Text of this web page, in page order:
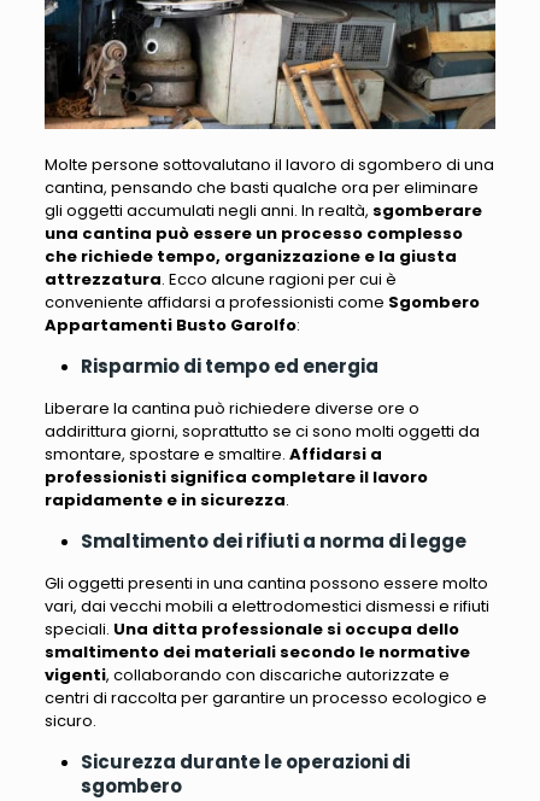
Molte persone sottovalutano il lavoro di sgombero di una
cantina, pensando che basti qualche ora per eliminare
gli oggetti accumulati negli anni. In realtà, sgomberare
una cantina può essere un processo complesso
che richiede tempo, organizzazione e la giusta
attrezzatura. Ecco alcune ragioni per cui è
conveniente affidarsi a professionisti come Sgombero
Appartamenti Busto Garolfo:
Risparmio di tempo ed energia
Liberare la cantina può richiedere diverse ore o
addirittura giorni, soprattutto se ci sono molti oggetti da
smontare, spostare e smaltire. Affidarsi a
professionisti significa completare il lavoro
rapidamente e in sicurezza.
Smaltimento dei rifiuti a norma di legge
Gli oggetti presenti in una cantina possono essere molto
vari, dai vecchi mobili a elettrodomestici dismessi e rifiuti
speciali. Una ditta professionale si occupa dello
smaltimento dei materiali secondo le normative
vigenti, collaborando con discariche autorizzate e
centri di raccolta per garantire un processo ecologico e
sicuro.
Sicurezza durante le operazioni di
sgombero